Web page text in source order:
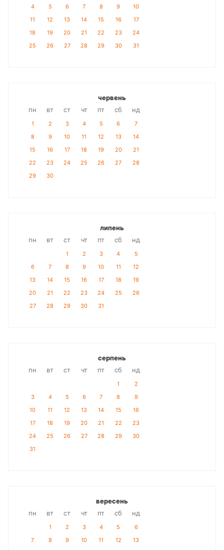
4 5 6 7 8 9
10
11
12 13 14 15 16
17
18
19 20 21 22 23
24
25
26 27 28 29 30 31
червень
пн
вт ст чт пт сб нд
1 2 3 4 5 6
7
8
9 10 11 12 13
14
15
16 17 18 19 20
21
22
23 24 25 26 27
28
29
30
липень
пн
вт ст чт пт сб нд
1 2 3 4
5
6
7 8 9 10 11
12
13
14 15 16 17 18
19
20
21 22 23 24 25
26
27
28 29 30 31
серпень
пн
вт ст чт пт сб нд
1
2
3
4 5 6 7 8
9
10
11 12 13 14 15
16
17
18 19 20 21 22
23
24
25 26 27 28 29
30
31
вересень
пн
вт ст чт пт сб нд
1 2 3 4 5
6
7
8 9 10 11 12
13